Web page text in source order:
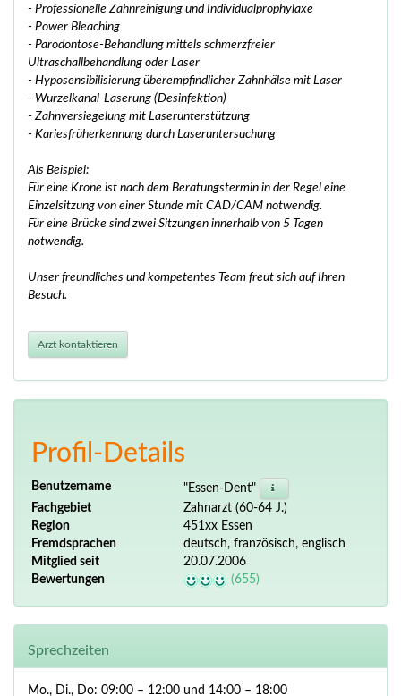
- Professionelle Zahnreinigung und Individualprophylaxe
- Power Bleaching
- Parodontose-Behandlung mittels schmerzfreier
Ultraschallbehandlung oder Laser
- Hyposensibilisierung überempfindlicher Zahnhälse mit Laser
- Wurzelkanal-Laserung (Desinfektion)
- Zahnversiegelung mit Laserunterstützung
- Kariesfrüherkennung durch Laseruntersuchung
Als Beispiel:
Für eine Krone ist nach dem Beratungstermin in der Regel eine
Einzelsitzung von einer Stunde mit CAD/CAM notwendig.
Für eine Brücke sind zwei Sitzungen innerhalb von 5 Tagen
notwendig.
Unser freundliches und kompetentes Team freut sich auf Ihren
Besuch.
Arzt kontaktieren
Profil-Details
Benutzername
"Essen-Dent"
Fachgebiet
Zahnarzt (60-64 J.)
Region
451xx Essen
Fremdsprachen
deutsch, französisch, englisch
Mitglied seit
20.07.2006
Bewertungen
(655)
Sprechzeiten
Mo., Di., Do: 09:00 – 12:00 und 14:00 – 18:00